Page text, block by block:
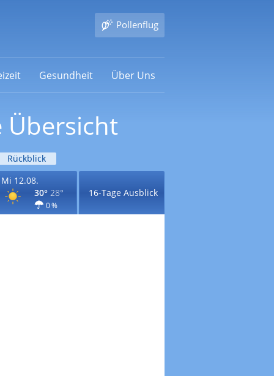
Pollenflug
Gesundheit Über Uns
Übersicht
Rückblick
Mi 12.08.
30° 28°
0 %
16-Tage Ausblick